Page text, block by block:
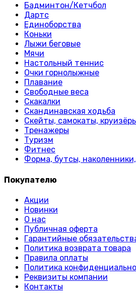
Бадминтон/Кетчбол
Дартс
Единоборства
Коньки
Лыжи беговые
Мячи
Настольный теннис
Очки горнолыжные
Плавание
Свободные веса
Скакалки
Скандинавская ходьба
Скейты, самокаты,
Тренажеры
Туризм
Фитнес
Форма, бутсы,
Покупателю
Акции
Новинки
О нас
Публичная оферта
Гарантийные
Политика возврата товара
Правила оплаты
Политика
Реквизиты компании
Контакты